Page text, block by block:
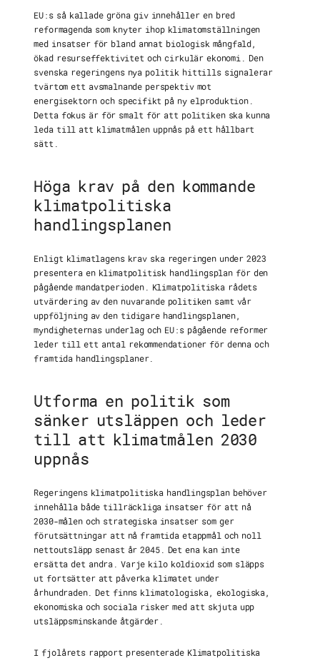
EU:s så kallade gröna giv innehåller en bred
reformagenda som knyter ihop klimatomställningen
med insatser för bland annat biologisk mångfald,
ökad resurseffektivitet och cirkulär ekonomi. Den
svenska regeringens nya politik hittills signalerar
tvärtom ett avsmalnande perspektiv mot
energisektorn och specifikt på ny elproduktion.
Detta fokus är för smalt för att politiken ska kunna
leda till att klimatmålen uppnås på ett hållbart
sätt.
Höga krav på den kommande
klimatpolitiska
handlingsplanen
Enligt klimatlagens krav ska regeringen under 2023
presentera en klimatpolitisk handlingsplan för den
pågående mandatperioden. Klimatpolitiska rådets
utvärdering av den nuvarande politiken samt vår
uppföljning av den tidigare handlingsplanen,
myndigheternas underlag och EU:s pågående reformer
leder till ett antal rekommendationer för denna och
framtida handlingsplaner.
Utforma en politik som
sänker utsläppen och leder
till att klimatmålen 2030
uppnås
Regeringens klimatpolitiska handlingsplan behöver
innehålla både tillräckliga insatser för att nå
2030-målen och strategiska insatser som ger
förutsättningar att nå framtida etappmål och noll
nettoutsläpp senast år 2045. Det ena kan inte
ersätta det andra. Varje kilo koldioxid ­­­som släpps
ut fortsätter att påverka klimatet under
århundraden. Det finns klimatologiska, ekologiska,
ekonomiska och sociala risker med att skjuta upp
utsläppsminskande åtgärder.
I fjolårets rapport presenterade Klimatpolitiska